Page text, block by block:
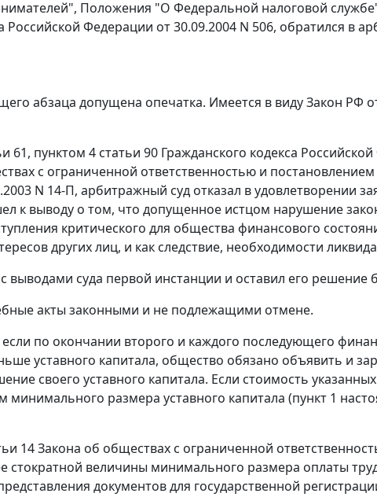
Положения "О Федеральной налоговой
Российской Федерации от 30.09.2004 N 506, обратился в
абзаца допущена опечатка. Имеется в виду Закон РФ
61, пунктом 4 статьи 90 Гражданского кодекса
с ограниченной ответственностью и постановлением
N 14-П, арбитражный суд отказал в удовлетворении
к выводу о том, что допущенное истцом нарушение
критического для общества финансового
других лиц, и как следствие, необходимости
выводами суда первой инстанции и оставил его решение
акты законными и не подлежащими отмене.
по окончании второго и каждого последующего
уставного капитала, общество обязано объявить и
своего уставного капитала. Если стоимость
размера уставного капитала (пункт 1
14Закона об обществах с ограниченной
стократной величины минимального размера оплаты
документов для государственной